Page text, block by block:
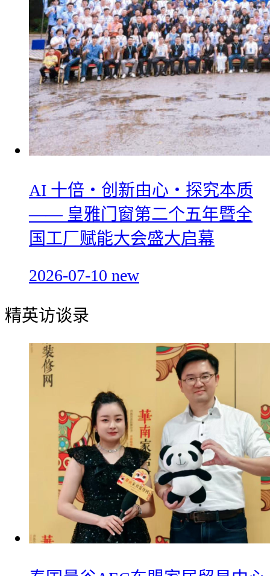
AI 十倍・创新由心・探究本质
—— 皇雅门窗第二个五年暨全
国工厂赋能大会盛大启幕
2026-07-10 new
精英访谈录